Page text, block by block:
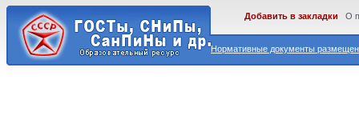
Нормативные документы
Добавить в закладки О